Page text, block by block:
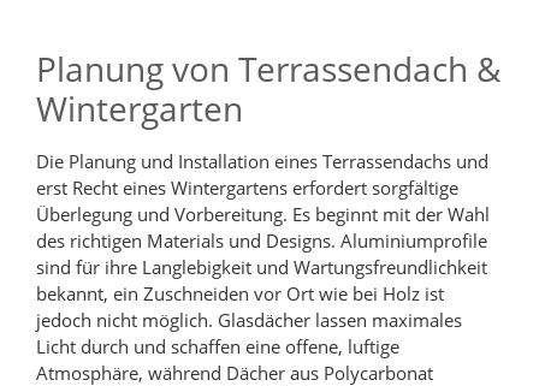
Planung von Terrassendach &
Wintergarten
Die Planung und Installation eines Terrassendachs und
erst Recht eines Wintergartens erfordert sorgfältige
Überlegung und Vorbereitung. Es beginnt mit der Wahl
des richtigen Materials und Designs. Aluminiumprofile
sind für ihre Langlebigkeit und Wartungsfreundlichkeit
bekannt, ein Zuschneiden vor Ort wie bei Holz ist
jedoch nicht möglich. Glasdächer lassen maximales
Licht durch und schaffen eine offene, luftige
Atmosphäre, während Dächer aus Polycarbonat